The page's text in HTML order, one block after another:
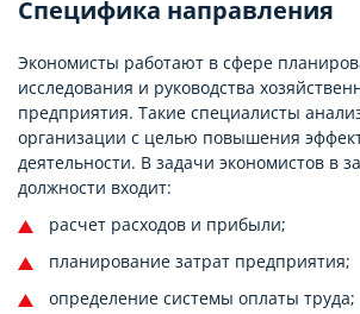
Специфика направления
Экономисты работают в сфере
исследования и руководства
предприятия. Такие специалисты
организации с целью повышения
деятельности. В задачи экономистов в
должности входит:
расчет расходов и прибыли;
планирование затрат предприятия;
определение системы оплаты труда;